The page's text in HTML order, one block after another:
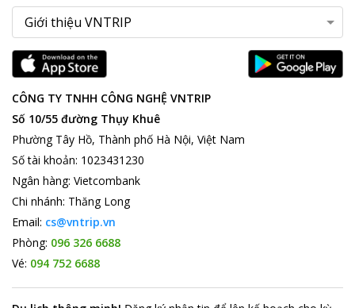
CÔNG TY TNHH CÔNG NGHỆ VNTRIP
Số 10/55 đường Thụy Khuê
Phường Tây Hồ, Thành phố Hà Nội, Việt Nam
Số tài khoản: 1023431230
Ngân hàng: Vietcombank
Chi nhánh: Thăng Long
Email: cs@vntrip.vn
Phòng: 096 326 6688
Vé: 094 752 6688